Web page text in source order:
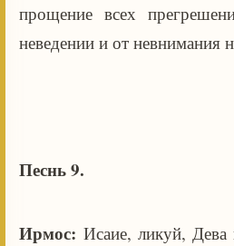
прощение всех
неведении и от невнимания
Песнь 9.
Ирмос: Исаие, ликуй,